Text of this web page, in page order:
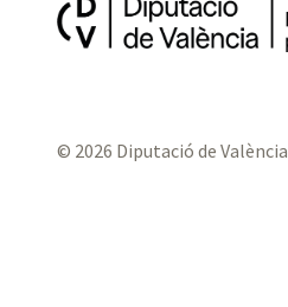
© 2026 Diputació de València